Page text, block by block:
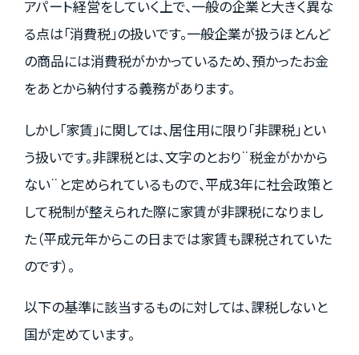
アパート経営をしていく上で、一般の企業と大きく異な
る点は「消費税」の扱いです。一般企業が扱うほとんど
の商品には消費税がかかっているため、預かったお金
をあとから納付する義務があります。
しかし「家賃」に関しては、居住用に限り「非課税」とい
う扱いです。非課税とは、文字のとおり¨税金がかから
ない¨と定められているもので、平成3年に社会政策と
して税制が整えられた際に家賃が非課税になりまし
た（平成元年からこの日までは家賃も課税されていた
のです）。
以下の基準に該当するものに対しては、課税しないと
国が定めています。